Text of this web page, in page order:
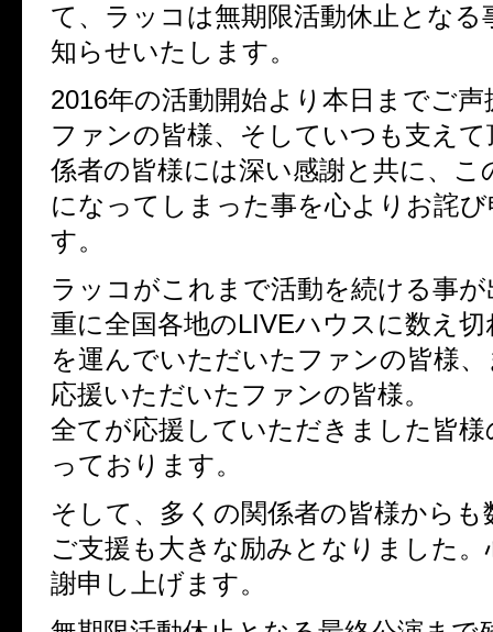
て、ラッコは無期限活動休止となる
知らせいたします。
2016年の活動開始より本日までご
ファンの皆様、そしていつも支え
係者の皆様には深い感謝と共に、こ
になってしまった事を心よりお詫
す。
ラッコがこれまで活動を続ける事
重に全国各地のLIVEハウスに数え
を運んでいただいたファンの皆様
応援いただいたファンの皆様。
全てが応援していただきました皆
っております。
そして、多くの関係者の皆様からも
ご支援も大きな励みとなりました
謝申し上げます。